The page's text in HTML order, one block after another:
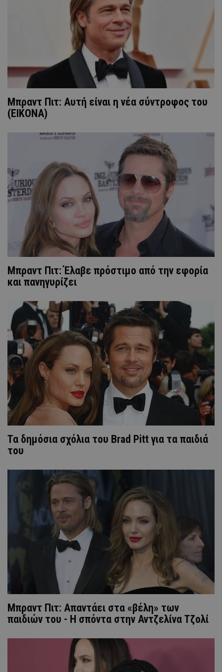
Μπραντ Πιτ: Αυτή είναι η νέα σύντροφος του
(ΕΙΚΟΝΑ)
Μπραντ Πιτ: Έλαβε πρόστιμο από την εφορία
και πανηγυρίζει
Τα δημόσια σχόλια του Brad Pitt για τα παιδιά
του
Μπραντ Πιτ: Απαντάει στα «βέλη» των
παιδιών του - Η σπόντα στην Αντζελίνα Τζολί